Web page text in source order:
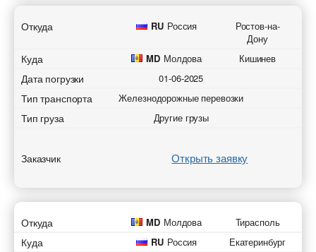
Откуда RU Россия
Ростов-на-
Дону
Куда MD Молдова Кишинев
Дата погрузки 01-06-2025
Тип транспорта Железнодорожные перевозки
Тип груза Другие грузы
Заказчик Открыть заявку
Откуда MD Молдова Тирасполь
Куда RU Россия Екатеринбург